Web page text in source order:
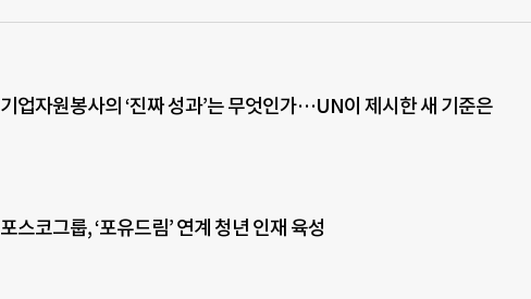
기업자원봉사의 ‘진짜 성과’는 무엇인가…UN이 제시한 새 기준은
포스코그룹, ‘포유드림’ 연계 청년 인재 육성